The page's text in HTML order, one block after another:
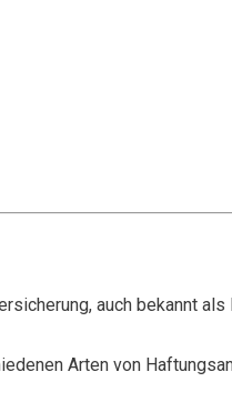
auch bekannt
Arten von